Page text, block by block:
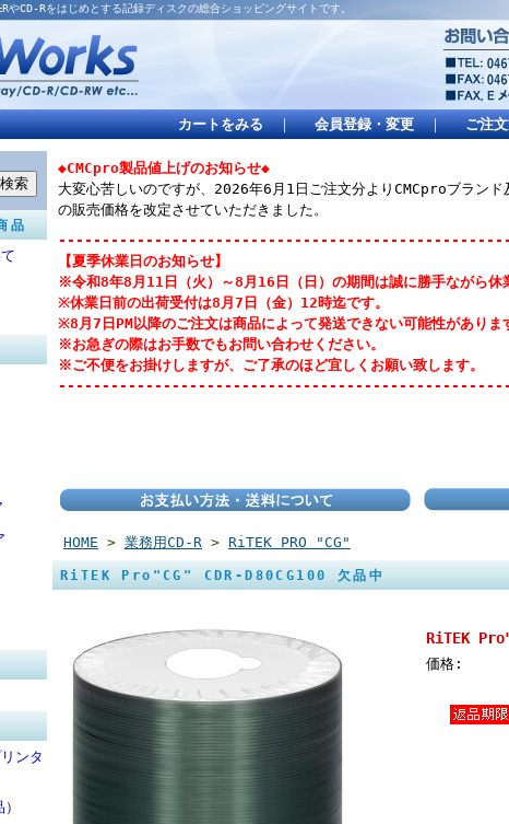
やCD-Rをはじめとする記録ディスクの総合ショッピングサイトです。
カートをみる ｜ 会員登録・変更 ｜ ご注
品
ンタ
◆CMCpro製品値上げのお知らせ◆
大変心苦しいのですが、2026年6月1日ご注文分よりCMCproブラン
の販売価格を改定させていただきました。
【夏季休業日のお知らせ】
※令和8年8月11日（火）～8月16日（日）の期間は誠に勝手ながら休
※休業日前の出荷受付は8月7日（金）12時迄です。
※8月7日PM以降のご注文は商品によって発送できない可能性がありま
※お急ぎの際はお手数でもお問い合わせください。
※ご不便をお掛けしますが、ご了承のほど宜しくお願い致します。
HOME > 業務用CD-R > RiTEK PRO "CG"
RiTEK Pro"CG" CDR-D80CG100 欠品中
RiTEK
価格: